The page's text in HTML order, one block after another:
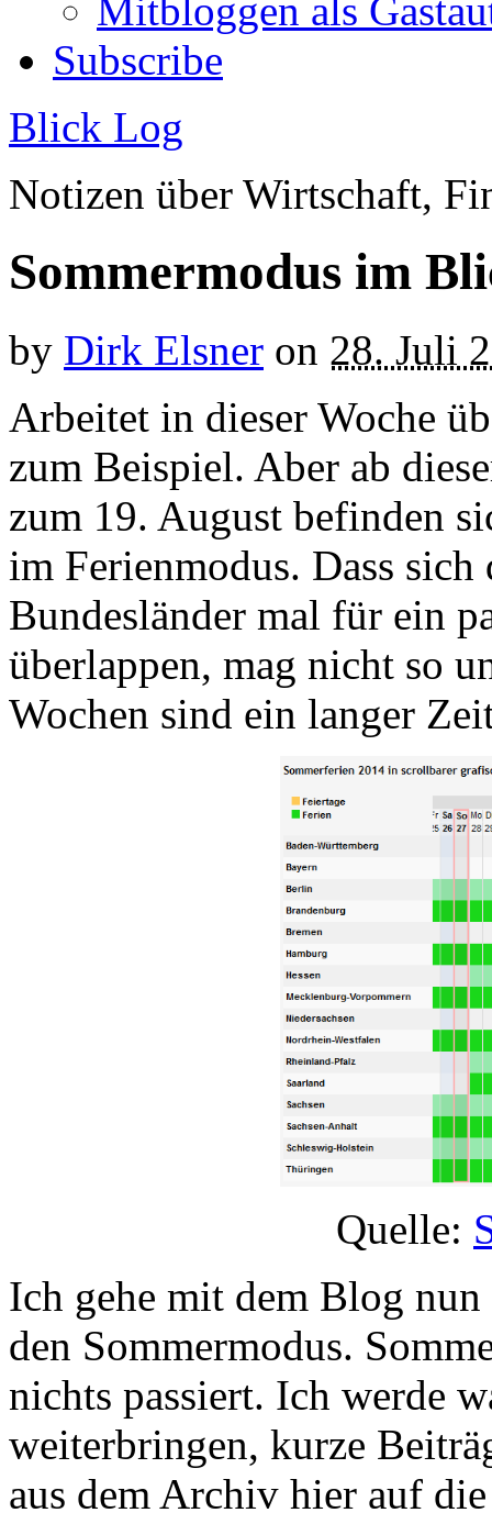
Mitbloggen als
Subscribe
Blick Log
Notizen über Wirtschaft,
Sommermodus im
by Dirk Elsner on 28. Juli
Arbeitet in dieser Woche
zum Beispiel. Aber ab
zum 19. August befinden
im Ferienmodus. Dass
Bundesländer mal für ein
überlappen, mag nicht so
Wochen sind ein langer
Quelle:
Ich gehe mit dem Blog
den Sommermodus.
nichts passiert. Ich werde
weiterbringen, kurze
aus dem Archiv hier auf